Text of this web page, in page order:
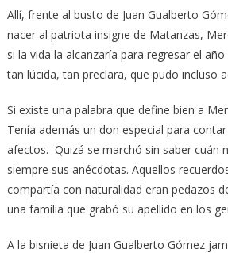
Allí, frente al busto de Juan Gualberto
nacer al patriota insigne de Matanzas,
si la vida la alcanzaría para regresar el
tan lúcida, tan preclara, que pudo incluso
Si existe una palabra que define bien a
Tenía además un don especial para
afectos. Quizá se marchó sin saber cuán
siempre sus anécdotas. Aquellos
compartía con naturalidad eran pedazos
una familia que grabó su apellido en los
A la bisnieta de Juan Gualberto Gómez